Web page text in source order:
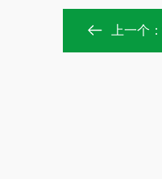
上一个：